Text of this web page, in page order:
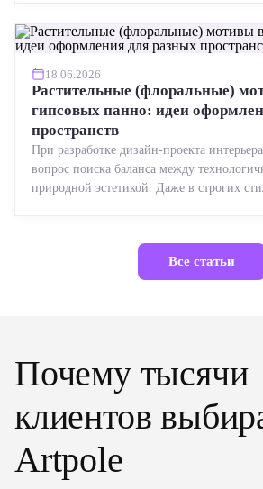
18.06.2026
Растительные (флоральные)
гипсовых панно: идеи
пространств
При разработке дизайн-проекта
вопрос поиска баланса между
природной эстетикой. Даже в строгих
Все статьи
Почему тысячи
клиентов
Artpole